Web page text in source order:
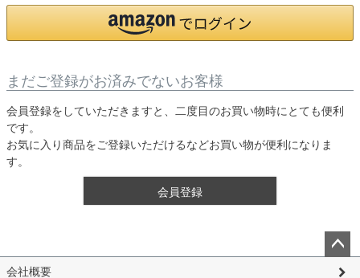
まだご登録がお済みでないお客様
会員登録をしていただきますと、二度目のお買い物時にとても便利
です。
お気に入り商品をご登録いただけるなどお買い物が便利になりま
す。
会員登録
ペー
会社概要